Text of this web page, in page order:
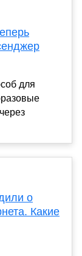
для
о
Какие